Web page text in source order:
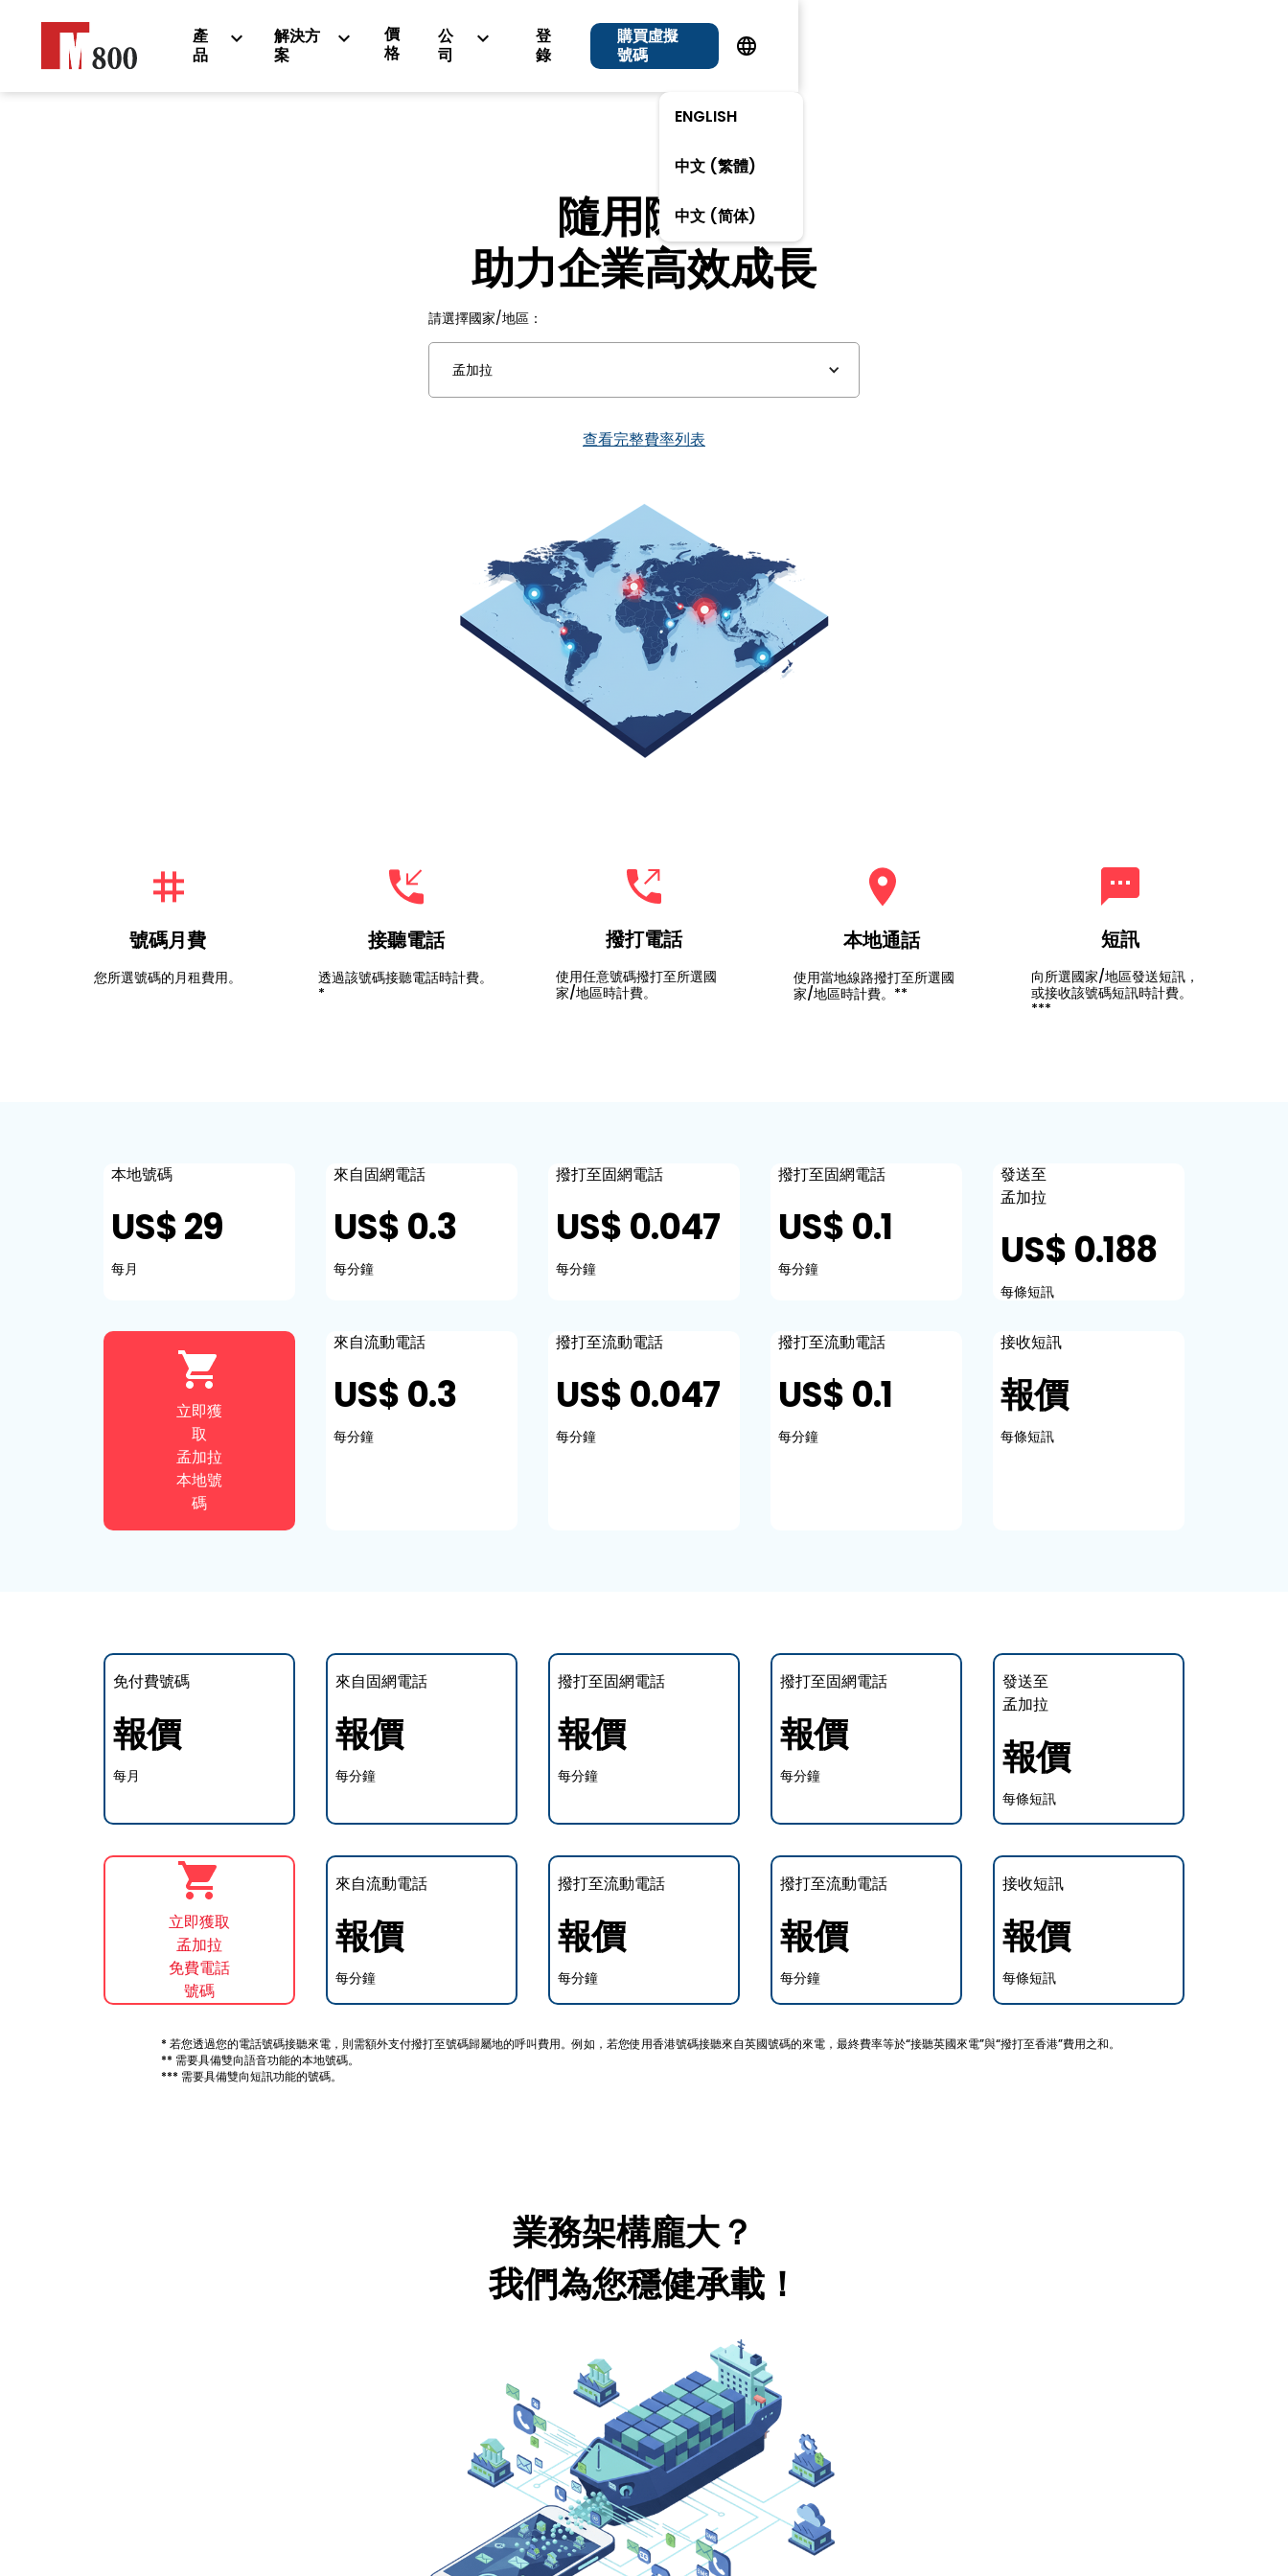
產
品
解決方
案
價
格
公
司
登
錄
購買虛擬
號碼
ENGLISH
中文 (繁體)
中文 (简体)
隨用隨付
助力企業高效成長
請選擇國家/地區：
孟加拉
查看完整費率列表
號碼月費
您所選號碼的月租費用。
接聽電話
透過該號碼接聽電話時計費。
*
撥打電話
使用任意號碼撥打至所選國
家/地區時計費。
本地通話
使用當地線路撥打至所選國
家/地區時計費。**
短訊
向所選國家/地區發送短訊，
或接收該號碼短訊時計費。
***
本地號碼
US$ 29
每月
來自固網電話
US$ 0.3
每分鐘
撥打至固網電話
US$ 0.047
每分鐘
撥打至固網電話
US$ 0.1
每分鐘
發送至
孟加拉
US$ 0.188
每條短訊
立即獲
取
孟加拉
本地號
碼
來自流動電話
US$ 0.3
每分鐘
撥打至流動電話
US$ 0.047
每分鐘
撥打至流動電話
US$ 0.1
每分鐘
接收短訊
報價
每條短訊
免付費號碼
報價
每月
來自固網電話
報價
每分鐘
撥打至固網電話
報價
每分鐘
撥打至固網電話
報價
每分鐘
發送至
孟加拉
報價
每條短訊
立即獲取
孟加拉
免費電話
號碼
來自流動電話
報價
每分鐘
撥打至流動電話
報價
每分鐘
撥打至流動電話
報價
每分鐘
接收短訊
報價
每條短訊
* 若您透過您的電話號碼接聽來電，則需額外支付撥打至號碼歸屬地的呼叫費用。例如，若您使用香港號碼接聽來自英國號碼的來電，最終費率等於“接聽英國來電”與“撥打至香港”費用之和。
** 需要具備雙向語音功能的本地號碼。
*** 需要具備雙向短訊功能的號碼。
業務架構龐大？
我們為您穩健承載！